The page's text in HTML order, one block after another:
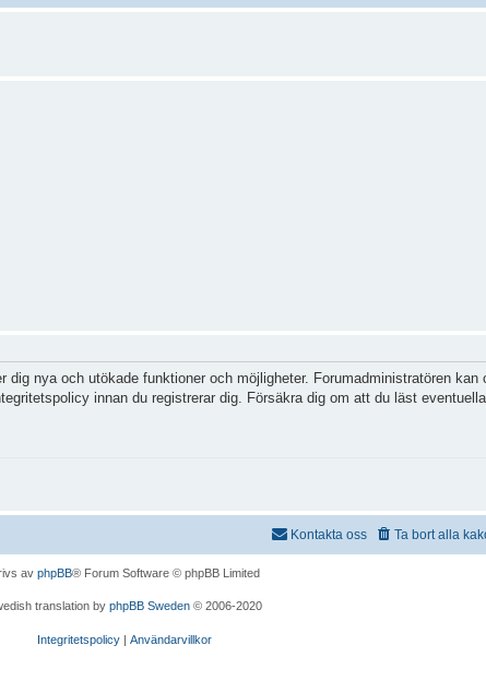
nya och utökade funktioner och möjligheter. Forumadministratören
innan du registrerar dig. Försäkra dig om att du läst
Ta bort alla
Kontakta oss
av phpBB® Forum Software © phpBB Limited
translation by phpBB Sweden © 2006-2020
Integritetspolicy | Användarvillkor